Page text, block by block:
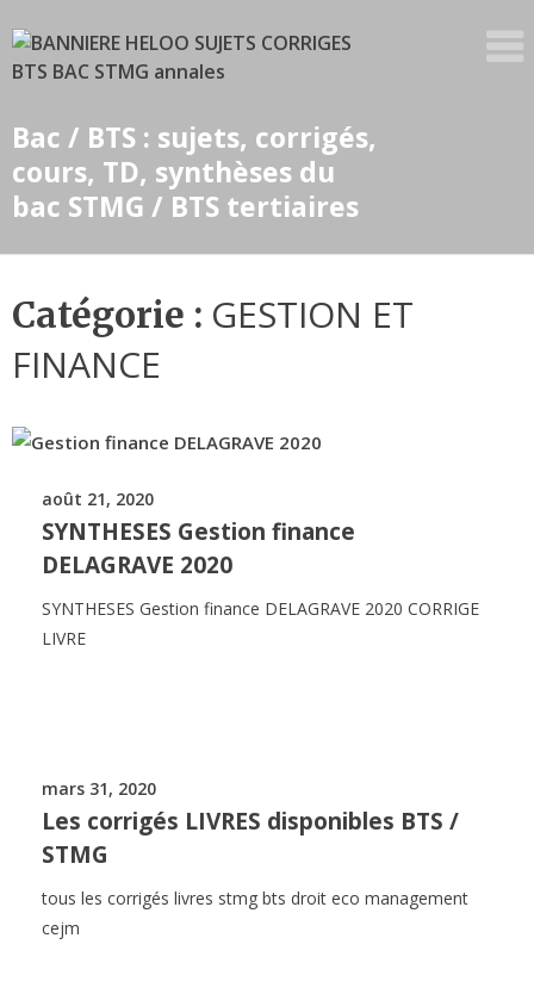
to
content
Bac / BTS : sujets, corrigés,
cours, TD, synthèses du
bac STMG / BTS tertiaires
Catégorie : GESTION ET
FINANCE
août 21, 2020
SYNTHESES Gestion finance
DELAGRAVE 2020
SYNTHESES Gestion finance DELAGRAVE 2020 CORRIGE
LIVRE
mars 31, 2020
Les corrigés LIVRES disponibles BTS /
STMG
tous les corrigés livres stmg bts droit eco management
cejm